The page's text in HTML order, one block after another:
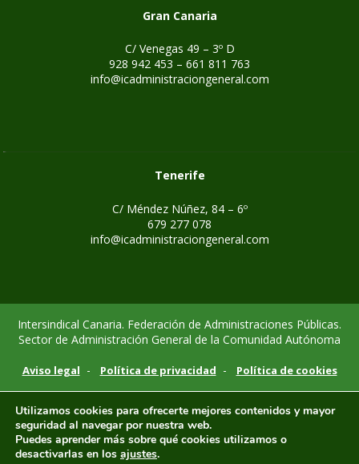
Gran Canaria
C/ Venegas 49 – 3º D
928 942 453 – 661 811 763
info@icadministraciongeneral.com
Tenerife
C/ Méndez Núñez, 84 – 6º
679 277 078
info@icadministraciongeneral.com
Intersindical Canaria. Federación de Administraciones Públicas.
Sector de Administración General de la Comunidad Autónoma
Aviso legal - Política de privacidad - Política de cookies
Utilizamos cookies para ofrecerte mejores contenidos y mayor
seguridad al navegar por nuestra web.
Puedes aprender más sobre qué cookies utilizamos o
desactivarlas en los ajustes.